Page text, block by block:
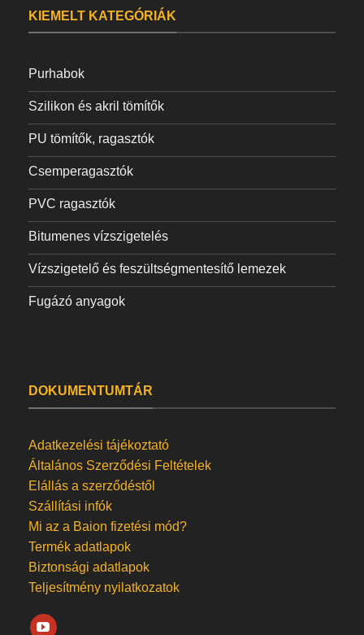
KIEMELT KATEGÓRIÁK
Purhabok
Szilikon és akril tömítők
PU tömítők, ragasztók
Csemperagasztók
PVC ragasztók
Bitumenes vízszigetelés
Vízszigetelő és feszültségmentesítő lemezek
Fugázó anyagok
DOKUMENTUMTÁR
Adatkezelési tájékoztató
Általános Szerződési Feltételek
Elállás a szerződéstől
Szállítási infók
Mi az a Baion fizetési mód?
Termék adatlapok
Biztonsági adatlapok
Teljesítmény nyilatkozatok